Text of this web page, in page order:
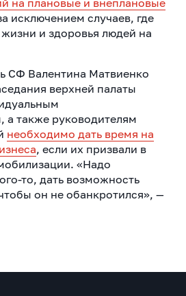
на плановые и внеплановые
исключением случаев, где
жизни и здоровья людей на
СФ Валентина Матвиенко
верхней палаты
а также руководителям
необходимо дать время на
, если их призвали в
«Надо
то, дать возможность
он не обанкротился», —